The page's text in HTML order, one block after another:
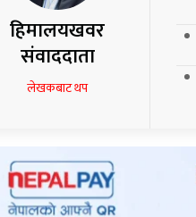
हिमालयखवर
संवाददाता
लेखकबाट थप